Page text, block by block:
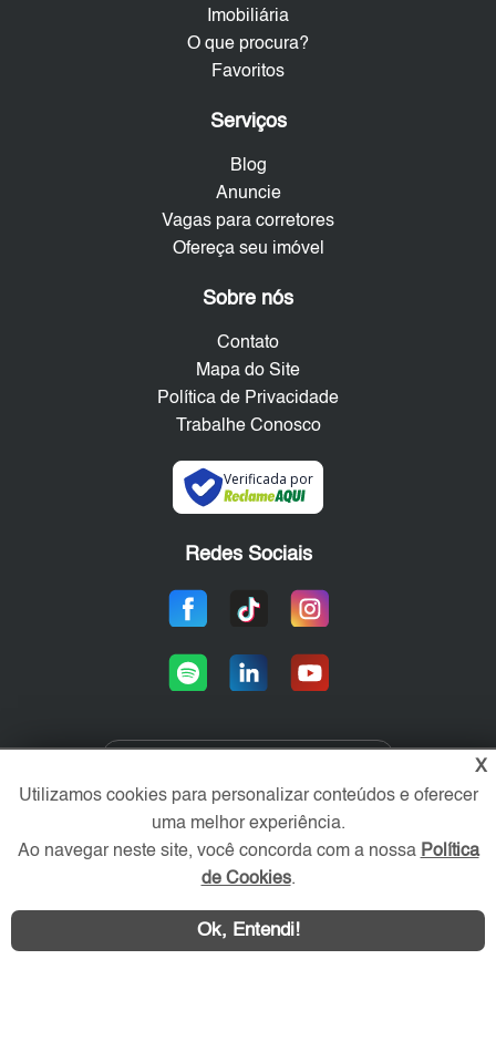
Imobiliária
O que procura?
Favoritos
Serviços
Blog
Anuncie
Vagas para corretores
Ofereça seu imóvel
Sobre nós
Contato
Mapa do Site
Política de Privacidade
Trabalhe Conosco
Verificada por
Redes Sociais
Área exclusiva aos anunciantes,
acesse sua conta:
X
Utilizamos cookies para personalizar conteúdos e oferecer
uma melhor experiência.
Ao navegar neste site, você concorda com a nossa Política
de Cookies.
Ok, Entendi!